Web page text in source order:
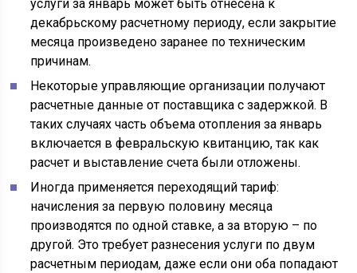
услуги за январь может быть отнесена к
декабрьскому расчетному периоду, если закрытие
месяца произведено заранее по техническим
причинам.
Некоторые управляющие организации получают
расчетные данные от поставщика с задержкой. В
таких случаях часть объема отопления за январь
включается в февральскую квитанцию, так как
расчет и выставление счета были отложены.
Иногда применяется переходящий тариф:
начисления за первую половину месяца
производятся по одной ставке, а за вторую – по
другой. Это требует разнесения услуги по двум
расчетным периодам, даже если они оба попадают